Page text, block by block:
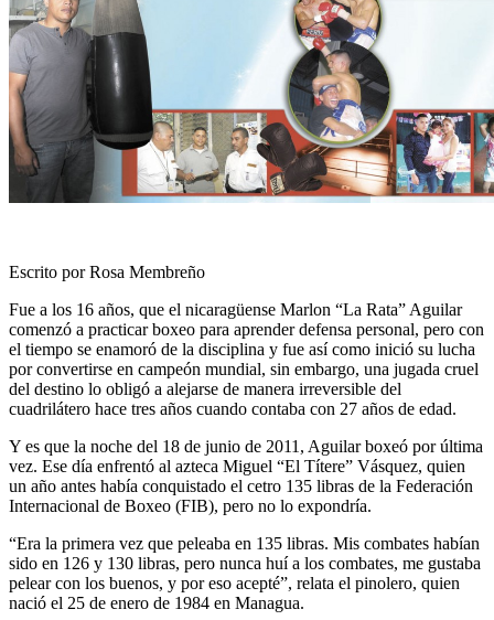
Escrito por Rosa Membreño
Fue a los 16 años, que el nicaragüense Marlon “La Rata” Aguilar
comenzó a practicar boxeo para aprender defensa personal, pero con
el tiempo se enamoró de la disciplina y fue así como inició su lucha
por convertirse en campeón mundial, sin embargo, una jugada cruel
del destino lo obligó a alejarse de manera irreversible del
cuadrilátero hace tres años cuando contaba con 27 años de edad.
Y es que la noche del 18 de junio de 2011, Aguilar boxeó por última
vez. Ese día enfrentó al azteca Miguel “El Títere” Vásquez, quien
un año antes había conquistado el cetro 135 libras de la Federación
Internacional de Boxeo (FIB), pero no lo expondría.
“Era la primera vez que peleaba en 135 libras. Mis combates habían
sido en 126 y 130 libras, pero nunca huí a los combates, me gustaba
pelear con los buenos, y por eso acepté”, relata el pinolero, quien
nació el 25 de enero de 1984 en Managua.